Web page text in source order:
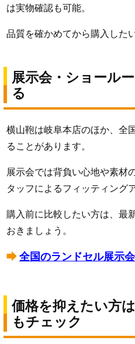
は実物確認も可能。
品質を確かめてから購入した
展示会・ショール
る
横山鞄は岐阜本店のほか、全
ることがあります。
展示会では背負い心地や素材
タッフによるフィッティング
購入前に比較したい方は、最
おきましょう。
全国のランドセル展示
価格を抑えたい方
もチェック